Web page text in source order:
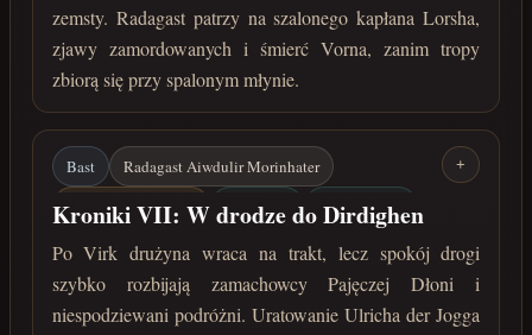
zemsty. Radagast patrzy na szalonego kapłana Lorsha,
zjawy zamordowanych i śmierć Vorna, zanim tropy
zbiorą się przy spalonym młynie.
Bast
Radagast Aiwdulir Morinhater
Kampania Północna
Dirdighen
Pajęcza Dłoń
Ulrich der Jogg
Mordrokk
kwiecień 30 roku przed Zaćmieniem
+
Kroniki VII: W drodze do Dirdighen
Po Virk drużyna wraca na trakt, lecz spokój drogi
szybko rozbijają zamachowcy Pajęczej Dłoni i
niespodziewani podróżni. Uratowanie Ulricha der Jogga